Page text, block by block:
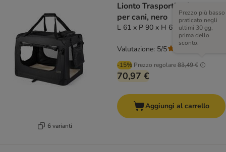
6 varianti
Lionto Trasportino in tessuto
per cani, nero
L 61 x P 90 x H 65 cm
-15% Prezzo regolare83,49 €
Prezzo più basso
praticato negli
ultimi 30 gg,
prima dello
sconto.
70,97 €
Valutazione: 5/5
Aggiungi al carrello